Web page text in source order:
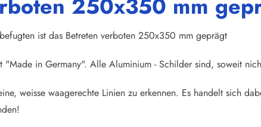
ist das Betreten verboten 250x350 mm geprägt
in Germany". Alle Aluminium - Schilder sind, soweit
weisse waagerechte Linien zu erkennen. Es handelt sich